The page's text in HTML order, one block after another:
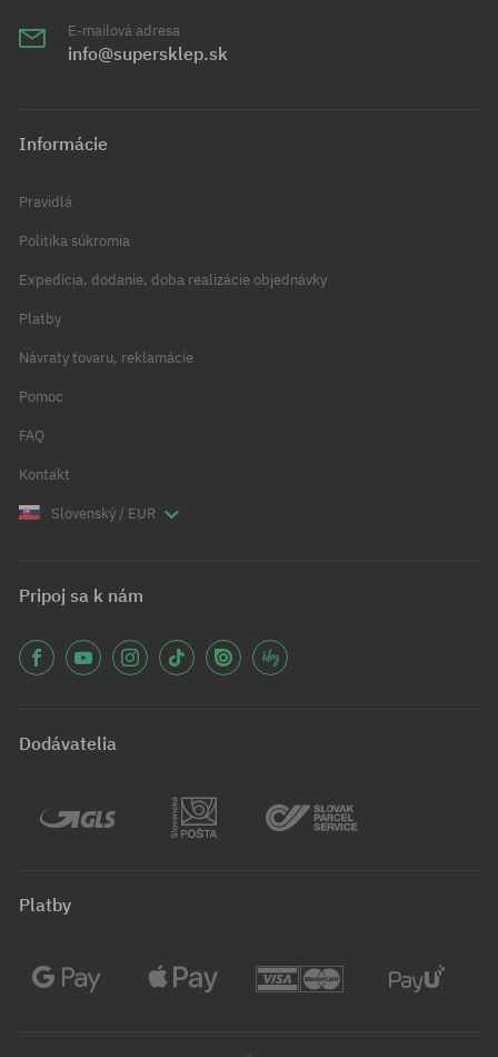
E-mailová adresa
info@supersklep.sk
Informácie
Pravidlá
Politika súkromia
Expedícia, dodanie, doba realizácie objednávky
Platby
Návraty tovaru, reklamácie
Pomoc
FAQ
Kontakt
Slovenský / EUR
Pripoj sa k nám
Dodávatelia
Platby